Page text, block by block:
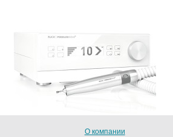
О компании